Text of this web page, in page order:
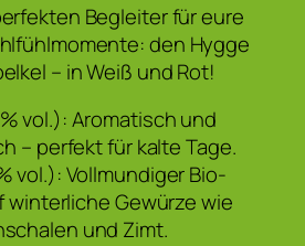
Begleiter für eure
den Hygge
– in Weiß und Rot!
vol.): Aromatisch und
– perfekt für kalte Tage.
vol.): Vollmundiger Bio-
winterliche Gewürze wie
und Zimt.